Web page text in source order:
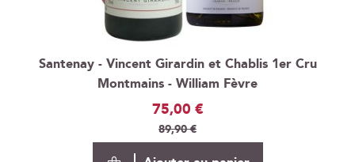
Santenay - Vincent Girardin et Chablis 1er Cru
Montmains - William Fèvre
Prix
Spécial
75,00 €
89,90 €